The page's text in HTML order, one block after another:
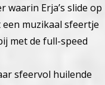
Erja’s slide op
muzikaal sfeertje
met de full-speed
sfeervol huilende